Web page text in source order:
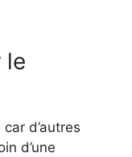
le
d’autres
d’une